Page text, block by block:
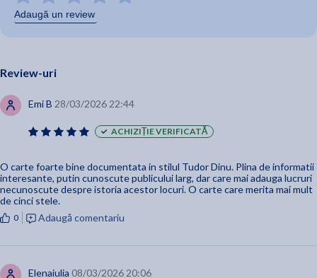
Adaugă un review
Review-uri
Emi B 28/03/2026 22:44
ACHIZIȚIE VERIFICATĂ
O carte foarte bine documentata in stilul Tudor Dinu. Plina de informatii
interesante, putin cunoscute publicului larg, dar care mai adauga lucruri
necunoscute despre istoria acestor locuri. O carte care merita mai mult
de cinci stele.
0 Adaugă comentariu
Elenaiulia 08/03/2026 20:06